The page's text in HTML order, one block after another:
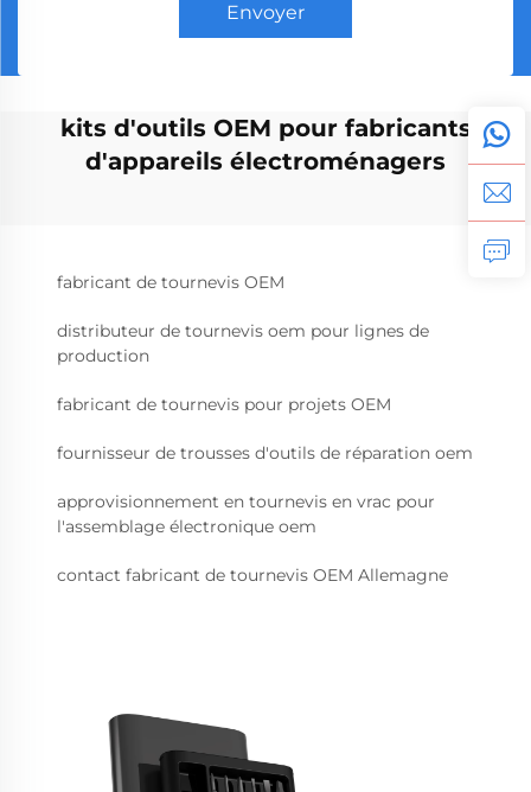
Envoyer
kits d'outils OEM pour fabricants
d'appareils électroménagers
fabricant de tournevis OEM
distributeur de tournevis oem pour lignes de
production
fabricant de tournevis pour projets OEM
fournisseur de trousses d'outils de réparation oem
approvisionnement en tournevis en vrac pour
l'assemblage électronique oem
contact fabricant de tournevis OEM Allemagne